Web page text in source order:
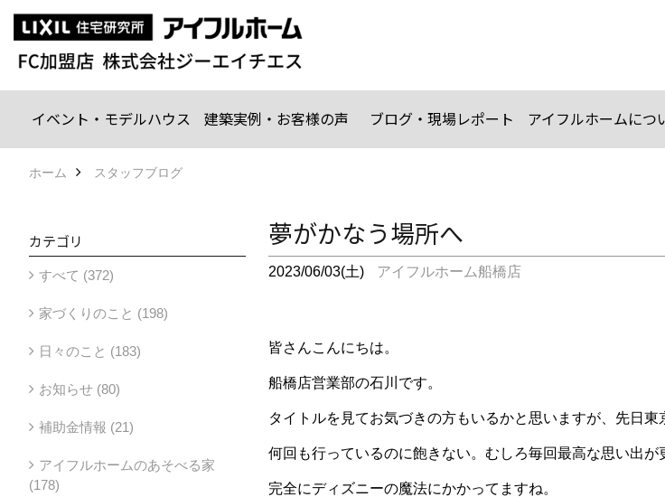
イベント・モデルハウス 建築実例・お客様の声 ブログ・現場レポート アイフルホームにつ
ホーム スタッフブログ
夢がかなう場所へ
2023/06/03(土) アイフルホーム船橋店
皆さんこんにちは。
船橋店営業部の石川です。
タイトルを見てお気づきの方もいるかと思いますが、先日東
何回も行っているのに飽きない。むしろ毎回最高な思い出が
完全にディズニーの魔法にかかってますね。
カテゴリ
すべて (372)
家づくりのこと (198)
日々のこと (183)
お知らせ (80)
補助金情報 (21)
アイフルホームのあそべる家
(178)